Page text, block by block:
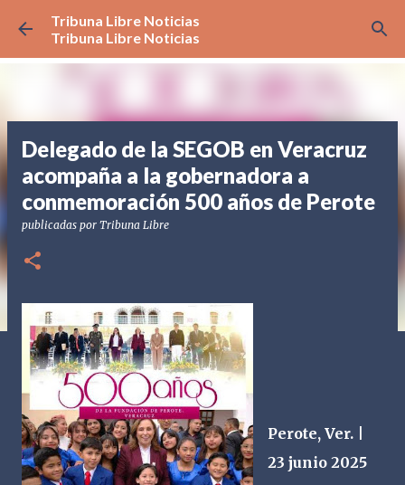
Ir al contenido principal
Tribuna Libre Noticias
Tribuna Libre Noticias
Delegado de la SEGOB en Veracruz
acompaña a la gobernadora a
conmemoración 500 años de Perote
publicadas por Tribuna Libre
Perote, Ver. |
23 junio 2025